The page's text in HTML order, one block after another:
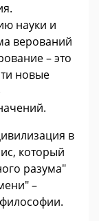
науки и
верований
– это
новые
в
который
разума"
–